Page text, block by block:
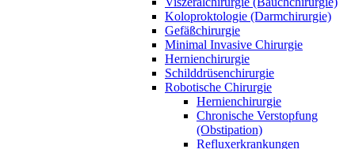
Koloproktologie (Darmchirurgie)
Gefäßchirurgie
Minimal Invasive Chirurgie
Hernienchirurgie
Schilddrüsenchirurgie
Robotische Chirurgie
Hernienchirurgie
Chronische Verstopfung
(Obstipation)
Refluxerkrankungen